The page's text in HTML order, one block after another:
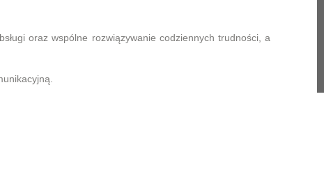
oraz wspólne rozwiązywanie codziennych trudności, a